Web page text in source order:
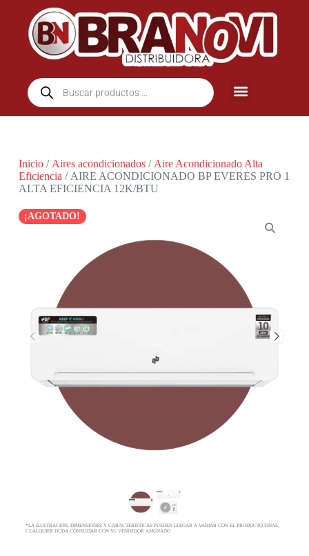
Inicio/ Aires acondicionados/ Aire Acondicionado Alta
Eficiencia / AIRE ACONDICIONADO BP EVERES PRO 1
ALTA EFICIENCIA 12K/BTU
¡AGOTADO!
*LA ILUSTRACIÓN, DIMENSIONES Y CARACTERISTICAS PUEDEN LLEGAR A VARIAR CON EL PRODUCTO FINAL,
CUALQUIER DUDA CONSULTAR CON SU VENDEDOR ASIGNADO